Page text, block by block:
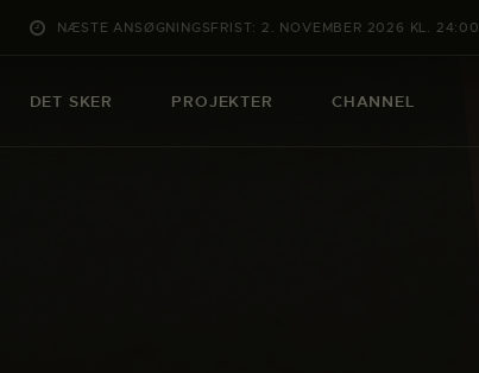
NÆSTE ANSØGNINGSFRIST: 2. NOVEMBER 2026 KL. 24:00
DET SKER PROJEKTER CHANNEL